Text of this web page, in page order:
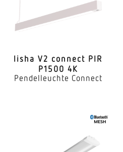
lisha V2 connect PIR
P1500 4K
Pendelleuchte Connect